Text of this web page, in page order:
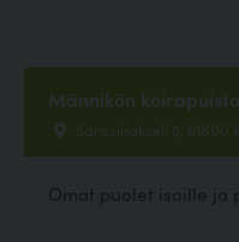
Männikön
Sanssinakseli 5, 61800
Omat puolet isoille ja